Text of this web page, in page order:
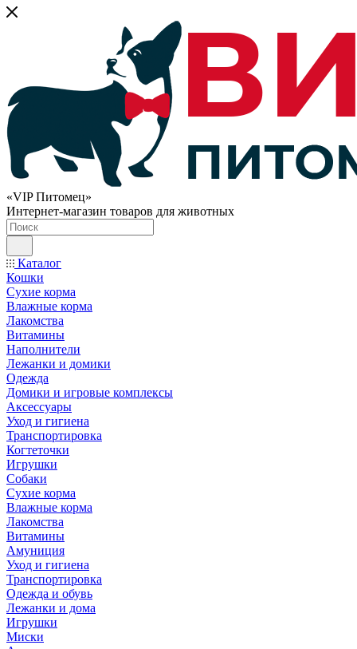
«VIP Питомец»
Интернет-магазин товаров для животных
Каталог
Кошки
Сухие корма
Влажные корма
Лакомства
Витамины
Наполнители
Лежанки и домики
Одежда
Домики и игровые комплексы
Аксессуары
Уход и гигиена
Транспортировка
Когтеточки
Игрушки
Собаки
Сухие корма
Влажные корма
Лакомства
Витамины
Амуниция
Уход и гигиена
Транспортировка
Одежда и обувь
Лежанки и дома
Игрушки
Миски